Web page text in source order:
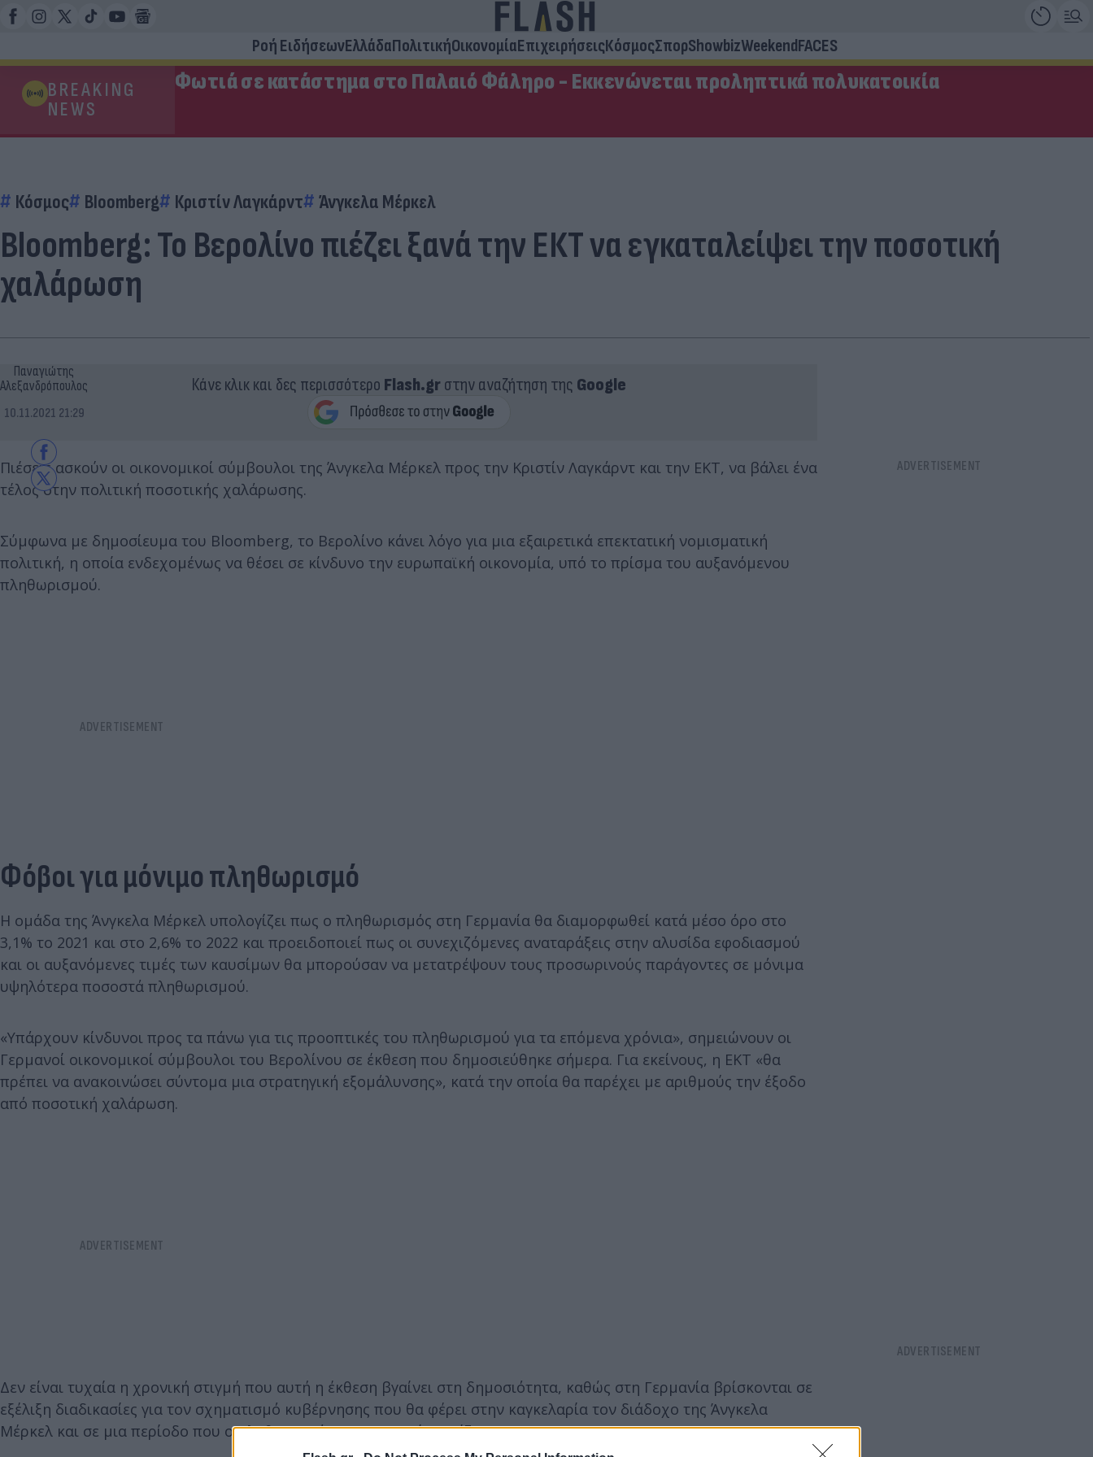
Ροή ΕιδήσεωνΕλλάδαΠολιτικήΟικονομίαΕπιχειρήσειςΚόσμοςΣπορShowbizWeekendFACES
BREAKING
NEWS
Φωτιά σε κατάστημα στο Παλαιό Φάληρο - Εκκενώνεται προληπτικά πολυκατοικία
Κόσμος Bloomberg Κριστίν Λαγκάρντ Άνγκελα Μέρκελ
Bloomberg: Το Βερολίνο πιέζει ξανά την ΕΚΤ να εγκαταλείψει την ποσοτική
χαλάρωση
Παναγιώτης
Αλεξανδρόπουλος
10.11.2021 21:29
Κάνε κλικ και δες περισσότερο Flash.grστην αναζήτηση της Google
Πιέσεις ασκούν οι οικονομικοί σύμβουλοι της Άνγκελα Μέρκελ προς την Κριστίν Λαγκάρντ και την ΕΚΤ, να βάλει ένα
τέλος στην πολιτική ποσοτικής χαλάρωσης.
Σύμφωνα με δημοσίευμα του Bloomberg, το Βερολίνο κάνει λόγο για μια εξαιρετικά επεκτατική νομισματική
πολιτική, η οποία ενδεχομένως να θέσει σε κίνδυνο την ευρωπαϊκή οικονομία, υπό το πρίσμα του αυξανόμενου
πληθωρισμού.
Φόβοι για μόνιμο πληθωρισμό
Η ομάδα της Άνγκελα Μέρκελ υπολογίζει πως ο πληθωρισμός στη Γερμανία θα διαμορφωθεί κατά μέσο όρο στο
3,1% το 2021 και στο 2,6% το 2022 και προειδοποιεί πως οι συνεχιζόμενες αναταράξεις στην αλυσίδα εφοδιασμού
και οι αυξανόμενες τιμές των καυσίμων θα μπορούσαν να μετατρέψουν τους προσωρινούς παράγοντες σε μόνιμα
υψηλότερα ποσοστά πληθωρισμού.
«Υπάρχουν κίνδυνοι προς τα πάνω για τις προοπτικές του πληθωρισμού για τα επόμενα χρόνια», σημειώνουν οι
Γερμανοί οικονομικοί σύμβουλοι του Βερολίνου σε έκθεση που δημοσιεύθηκε σήμερα. Για εκείνους, η ΕΚΤ «θα
πρέπει να ανακοινώσει σύντομα μια στρατηγική εξομάλυνσης», κατά την οποία θα παρέχει με αριθμούς την έξοδο
από ποσοτική χαλάρωση.
Δεν είναι τυχαία η χρονική στιγμή που αυτή η έκθεση βγαίνει στη δημοσιότητα, καθώς στη Γερμανία βρίσκονται σε
εξέλιξη διαδικασίες για τον σχηματισμό κυβέρνησης που θα φέρει στην καγκελαρία τον διάδοχο της Άνγκελα
Μέρκελ και σε μια περίοδο που ο πληθωρισμός στη Γερμανία αγγίζει το 5%.